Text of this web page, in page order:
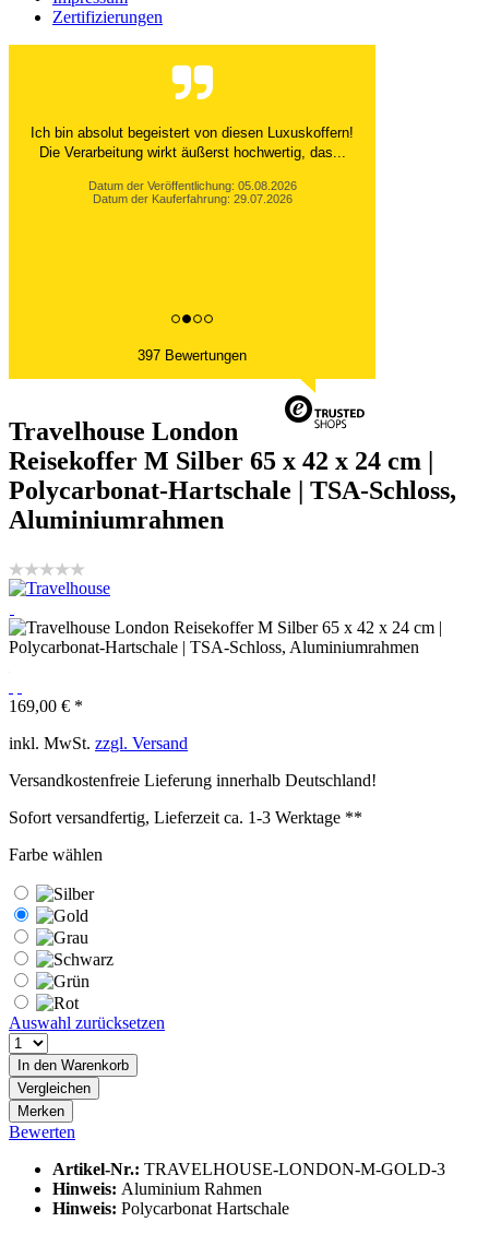
Zertifizierungen
Ich bin absolut begeistert von diesen Luxuskoffern!
Die Verarbeitung wirkt äußerst hochwertig, das...
Datum der Veröffentlichung: 05.08.2026
Datum der Kauferfahrung: 29.07.2026
397 Bewertungen
Travelhouse London
Reisekoffer M Silber 65 x 42 x 24 cm |
Polycarbonat-Hartschale | TSA-Schloss,
Aluminiumrahmen
169,00 € *
inkl. MwSt. zzgl. Versand
Versandkostenfreie Lieferung innerhalb Deutschland!
Sofort versandfertig, Lieferzeit ca. 1-3 Werktage **
Farbe wählen
Auswahl zurücksetzen
In den Warenkorb
Vergleichen
Merken
Bewerten
Artikel-Nr.: TRAVELHOUSE-LONDON-M-GOLD-3
Hinweis: Aluminium Rahmen
Hinweis: Polycarbonat Hartschale